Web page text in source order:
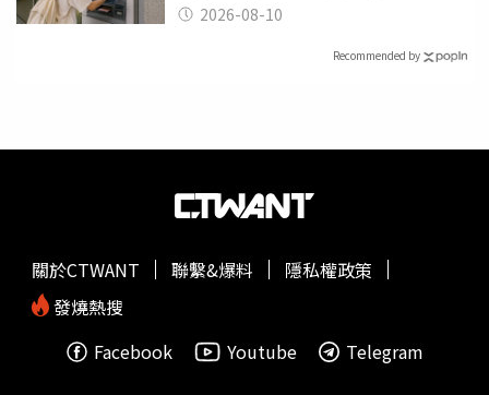
2026-08-10
Recommended by
關於CTWANT 聯繫&爆料
隱私權政策
發燒熱搜
Facebook
Youtube Telegram